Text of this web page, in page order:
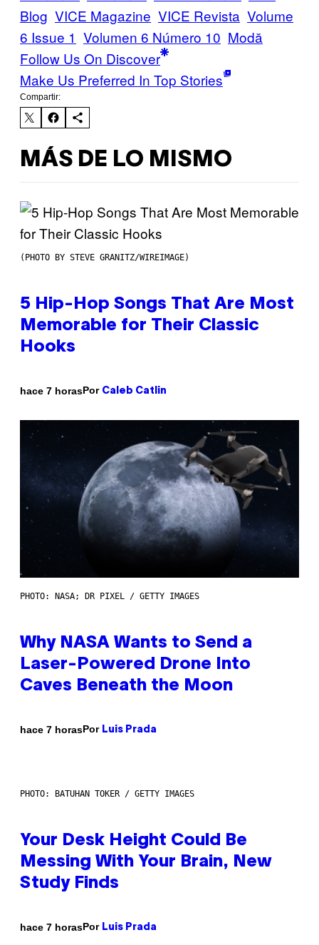
Blog VICE Magazine VICE Revista Volume
6 Issue 1 Volumen 6 Número 10 Μodă
Follow Us On Discover
Make Us Preferred In Top Stories
Compartir:
MÁS DE LO MISMO
(PHOTO BY STEVE GRANITZ/WIREIMAGE)
5 Hip-Hop Songs That Are Most
Memorable for Their Classic
Hooks
hace 7 horasPor Caleb Catlin
PHOTO: NASA; DR PIXEL / GETTY IMAGES
Why NASA Wants to Send a
Laser-Powered Drone Into
Caves Beneath the Moon
hace 7 horasPor Luis Prada
PHOTO: BATUHAN TOKER / GETTY IMAGES
Your Desk Height Could Be
Messing With Your Brain, New
Study Finds
hace 7 horasPor Luis Prada